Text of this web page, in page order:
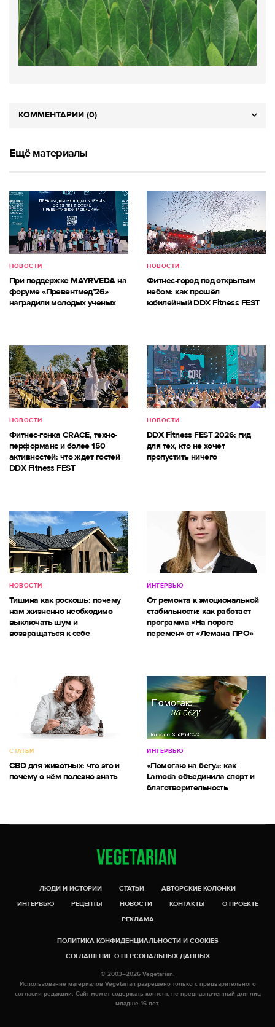
КОММЕНТАРИИ (0)
Ещё материалы
НОВОСТИ
При поддержке MAYRVEDA на
форуме «Превентмед’26»
наградили молодых ученых
НОВОСТИ
Фитнес-город под открытым
небом: как прошёл
юбилейный DDX Fitness FEST
НОВОСТИ
Фитнес-гонка CRACE, техно-
перформанс и более 150
активностей: что ждет гостей
DDX Fitness FEST
НОВОСТИ
DDX Fitness FEST 2026: гид
для тех, кто не хочет
пропустить ничего
НОВОСТИ
Тишина как роскошь: почему
нам жизненно необходимо
выключать шум и
возвращаться к себе
ИНТЕРВЬЮ
От ремонта к эмоциональной
стабильности: как работает
программа «На пороге
перемен» от «Лемана ПРО»
СТАТЬИ
CBD для животных: что это и
почему о нём полезно знать
ИНТЕРВЬЮ
«Помогаю на бегу»: как
Lamoda объединила спорт и
благотворительность
ЛЮДИ И ИСТОРИИ СТАТЬИ
АВТОРСКИЕ КОЛОНКИ
ИНТЕРВЬЮ
РЕЦЕПТЫ НОВОСТИ КОНТАКТЫ
О ПРОЕКТЕ
РЕКЛАМА
ПОЛИТИКА КОНФИДЕНЦИАЛЬНОСТИ И COOKIES
СОГЛАШЕНИЕ О ПЕРСОНАЛЬНЫХ ДАННЫХ
© 2003–2026 Vegetarian.
Использование материалов Vegetarian разрешено только с предварительного
согласия редакции. Сайт может содержать контент, не предназначенный для лиц
младше 16 лет.